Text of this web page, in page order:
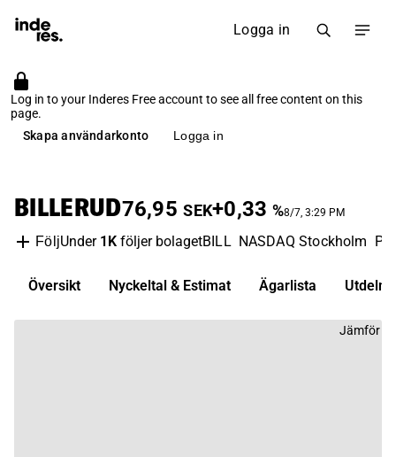
Logga in
Log in to your Inderes Free account to see all free content on this
page.
Skapa användarkonto
Logga in
BILLERUD76,95 SEK+0,33 %8/7, 3:29 PM
FöljUnder 1K följer bolagetBILL NASDAQ Stockholm
Översikt Nyckeltal & Estimat Ägarlista
Jämför